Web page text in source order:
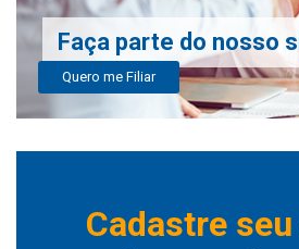
Faça parte do nosso
Quero me Filiar
Cadastre